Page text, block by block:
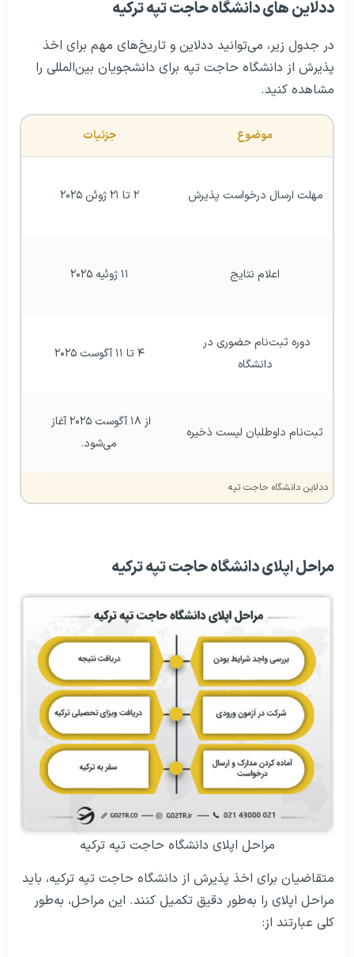
ددلاین های دانشگاه حاجت تپه ترکیه
در جدول زیر، می‌توانید ددلاین و تاریخ‌های مهم برای اخذ
پذیرش از دانشگاه حاجت تپه برای دانشجویان بین‌المللی را
مشاهده کنید.
موضوع جزئیات
مهلت ارسال درخواست پذیرش ۲ تا ۲۱ ژوئن ۲۰۲۵
اعلام نتایج ۱۱ ژوئیه ۲۰۲۵
دانشگاه
۴ تا ۱۱ آگوست ۲۰۲۵
ثبت‌نام داوطلبان لیست ذخیره
می‌شود.
ددلاین دانشگاه حاجت تپه
مراحل اپلای دانشگاه حاجت تپه ترکیه
مراحل اپلای دانشگاه حاجت تپه ترکیه
متقاضیان برای اخذ پذیرش از دانشگاه حاجت تپه ترکیه، باید
مراحل اپلای را به‌طور دقیق تکمیل کنند. این مراحل، به‌طور
کلی عبارتند از: